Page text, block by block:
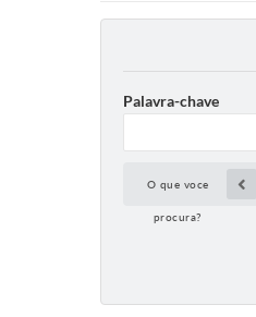
Palavra-chave
O que voce
procura?